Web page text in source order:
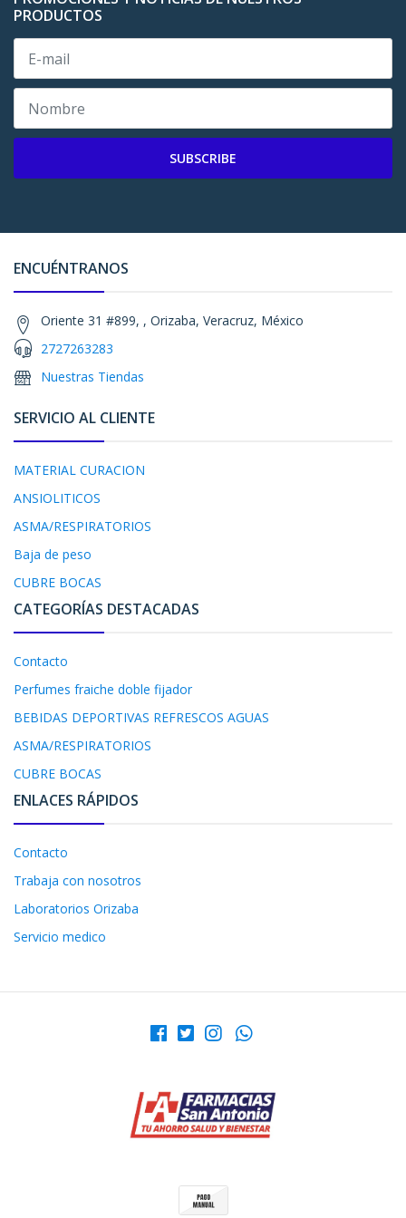
PRODUCTOS
SUBSCRIBE
ENCUÉNTRANOS
Oriente 31 #899, , Orizaba, Veracruz, México
2727263283
Nuestras Tiendas
SERVICIO AL CLIENTE
MATERIAL CURACION
ANSIOLITICOS
ASMA/RESPIRATORIOS
Baja de peso
CUBRE BOCAS
CATEGORÍAS DESTACADAS
Contacto
Perfumes fraiche doble fijador
BEBIDAS DEPORTIVAS REFRESCOS AGUAS
ASMA/RESPIRATORIOS
CUBRE BOCAS
ENLACES RÁPIDOS
Contacto
Trabaja con nosotros
Laboratorios Orizaba
Servicio medico